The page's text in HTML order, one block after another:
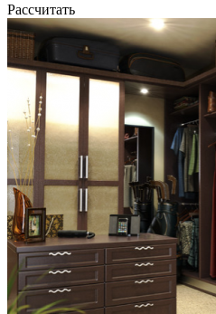
Рассчитать